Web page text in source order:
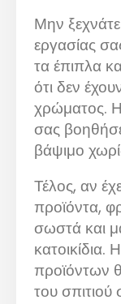
Μην
εργασίας
τα έπιπλα
ότι δεν
χρώματος.
σας
βάψιμο
Τέλος, αν
προϊόντα,
σωστά και
προϊόντων
του σπιτιού